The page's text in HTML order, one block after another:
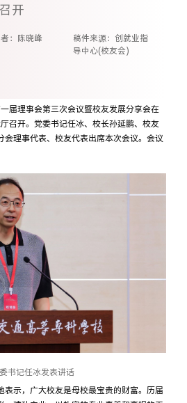
开
：陈晓峰
稿件来源：创就业指
导中心(校友会)
届理事会第三次会议暨校友发展分享会在
召开。党委书记任冰、校长孙延鹏、校友
会理事代表、校友代表出席本次会议。会议
书记任冰发表讲话
示，广大校友是母校最宝贵的财富。 历届